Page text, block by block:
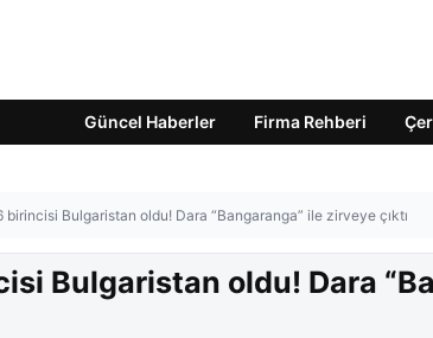
Güncel Haberler Firma Rehberi
birincisi Bulgaristan oldu! Dara “Bangaranga” ile zirveye çıktı
Bulgaristan oldu! Dara